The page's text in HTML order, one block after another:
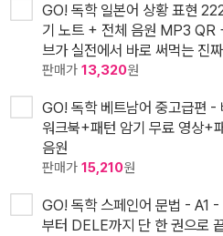
GO! 독학 일본어 상황 표현
기 노트 + 전체 음원 MP3 QR
브가 실전에서 바로 써먹는 진
판매가 13,320원
GO! 독학 베트남어 중고급편 -
워크북+패턴 암기 무료 영상
음원
판매가 15,210원
GO! 독학 스페인어 문법 - A1
부터 DELE까지 단 한 권으로